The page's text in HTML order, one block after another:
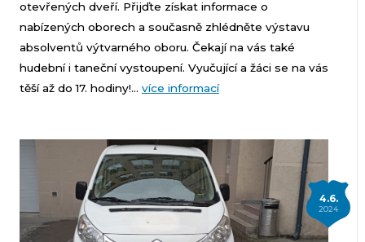
otevřených dveří. Přijďte získat informace o
nabízených oborech a současně zhlédněte výstavu
absolventů výtvarného oboru. Čekají na vás také
hudební i taneční vystoupení. Vyučující a žáci se na vás
těší až do 17. hodiny!... více informací
4.6.
2024